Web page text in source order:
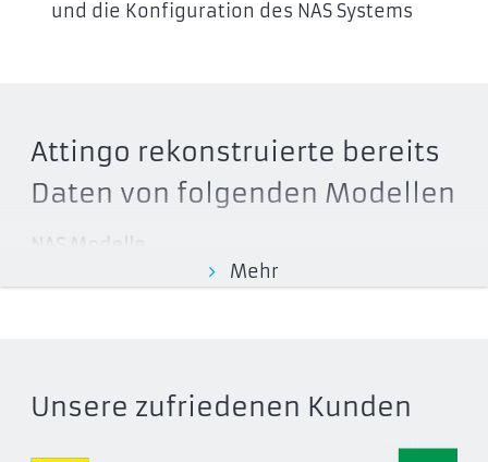
und die Konfiguration des NAS Systems
Attingo rekonstruierte bereits
Daten von folgenden Modellen
NAS Modelle
N2A2
Mehr
Unsere zufriedenen Kunden